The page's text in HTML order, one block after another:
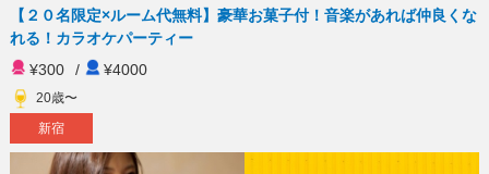
【２０名限定×ルーム代無料】豪華お菓子付！音楽があれば仲良くな
れる！カラオケパーティー
¥300
/ ¥4000
20歳〜
新宿